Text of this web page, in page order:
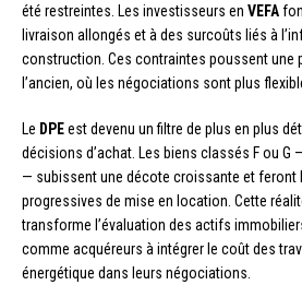
été restreintes. Les investisseurs en VEFA
livraison allongés et à des surcoûts liés à
construction. Ces contraintes poussent une
l’ancien, où les négociations sont plus
Le DPEest devenu un filtre de plus en plus
décisions d’achat. Les biens classés F ou
— subissent une décote croissante et feront
progressives de mise en location. Cette
transforme l’évaluation des actifs
comme acquéreurs à intégrer le coût des
énergétique dans leurs négociations.